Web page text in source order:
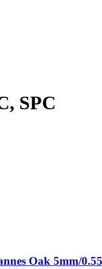
SPC
Oak 5mm/